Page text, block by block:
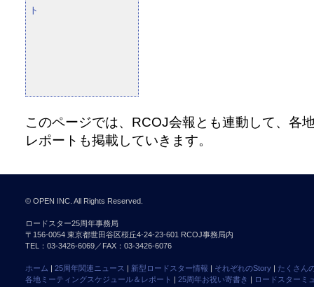
このページでは、RCOJ会報とも連動して、各
レポートも掲載していきます。
© OPEN INC. All Rights Reserved.
ロードスター25周年事務局
〒156-0054 東京都世田谷区桜丘4-24-23-601 RCOJ事務局内
TEL：03-3426-6069／FAX：03-3426-6076
ホーム | 25周年関連ニュース | 新型ロードスター情報 | それぞれのStory | たくさん
各地ミーティングスケジュール＆レポート | 25周年お祝い寄書き | ロードスターミ